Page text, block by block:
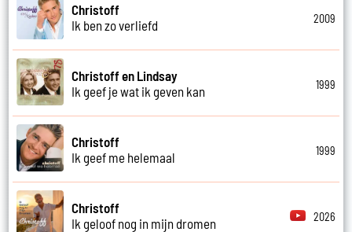
Christoff
Ik ben zo verliefd
2009
Christoff en Lindsay
Ik geef je wat ik geven kan
1999
Christoff
Ik geef me helemaal
1999
Christoff
Ik geloof nog in mijn dromen
2026